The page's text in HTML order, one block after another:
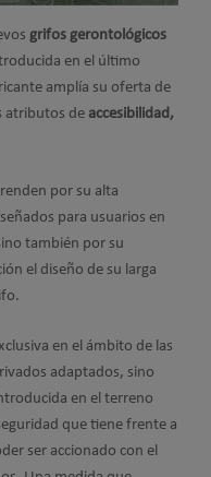
grifos gerontológicos
en el último
amplía su oferta de
atributos de accesibilidad,
por su alta
para usuarios en
también por su
el diseño de su larga
en el ámbito de las
adaptados, sino
en el terreno
que tiene frente a
ser accionado con el